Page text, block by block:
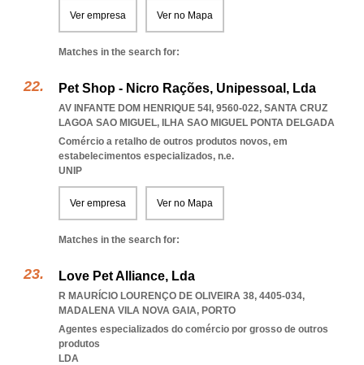
Ver empresa Ver no Mapa
Matches in the search for:
Pet Shop - Nicro Rações, Unipessoal, Lda
AV INFANTE DOM HENRIQUE 54I, 9560-022, SANTA CRUZ
LAGOA SAO MIGUEL, ILHA SAO MIGUEL PONTA DELGADA
Comércio a retalho de outros produtos novos, em
estabelecimentos especializados, n.e.
UNIP
Ver empresa Ver no Mapa
Matches in the search for:
Love Pet Alliance, Lda
R MAURÍCIO LOURENÇO DE OLIVEIRA 38, 4405-034,
MADALENA VILA NOVA GAIA, PORTO
Agentes especializados do comércio por grosso de outros
produtos
LDA